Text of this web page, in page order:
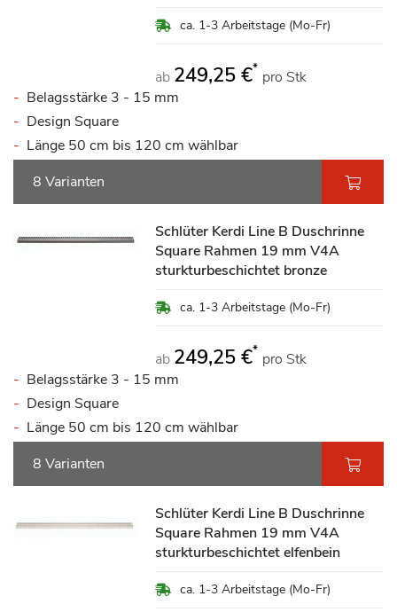
ca. 1-3 Arbeitstage (Mo-Fr)
ab 249,25 €* pro Stk
Belagsstärke 3 - 15 mm
Design Square
Länge 50 cm bis 120 cm wählbar
8 Varianten
Schlüter Kerdi Line B Duschrinne
Square Rahmen 19 mm V4A
sturkturbeschichtet bronze
ca. 1-3 Arbeitstage (Mo-Fr)
ab 249,25 €* pro Stk
Belagsstärke 3 - 15 mm
Design Square
Länge 50 cm bis 120 cm wählbar
8 Varianten
Schlüter Kerdi Line B Duschrinne
Square Rahmen 19 mm V4A
sturkturbeschichtet elfenbein
ca. 1-3 Arbeitstage (Mo-Fr)